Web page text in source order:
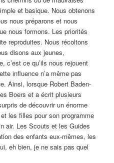
et basique. Nous obtenons
nous préparons et nous
nous formons. Les priorités
reproduites. Nous récoltons
disons aux jeunes,
c’est ce qu’ils nous rejouent
influence n’a même pas
Ainsi, lorsque Robert Baden-
Boers et a écrit plusieurs
de découvrir un énorme
les filles pour son programme
air. Les Scouts et les Guides
des enfants eux-mêmes, les
eh bien, je ne sais pas quel